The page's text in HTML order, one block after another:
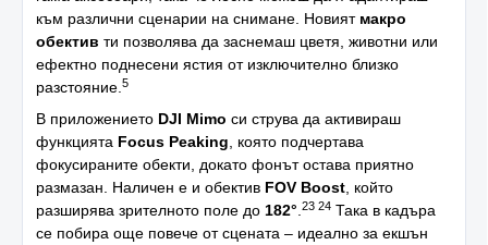
към различни сценарии на снимане. Новият макро
обектив ти позволява да заснемаш цветя, животни или
ефектно поднесени ястия от изключително близко
разстояние. 5
В приложението DJI Mimo си струва да активираш
функцията Focus Peaking , която подчертава
фокусираните обекти, докато фонът остава приятно
размазан. Наличен е и обектив FOV Boost , който
разширява зрителното поле до 182° 23 24 Така в кадъра
се побира още повече от сцената – идеално за екшън